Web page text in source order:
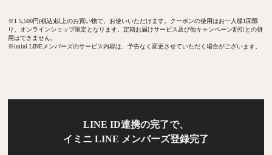
※1 5,500円(税込)以上のお買い物で、お使いいただけます。クーポンの使用はお一人様1回限
り、オンラインショップ限定となります。定期お届けサービス及び他キャンペーン割引との併
用はできません。
※imini LINEメンバーズのサービス内容は、予告なく変更させていただく場合がございます。
LINE ID連携の完了で、
イミニ LINE メンバーズ登録完了